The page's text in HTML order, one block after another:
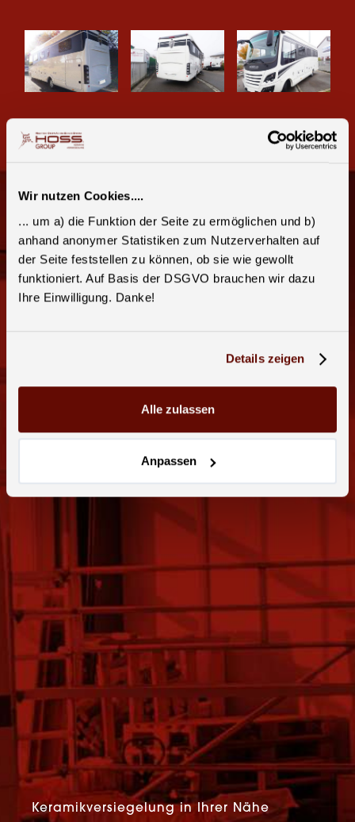
Wir nutzen Cookies....
... um a) die Funktion der Seite zu ermöglichen und b)
anhand anonymer Statistiken zum Nutzerverhalten auf
der Seite feststellen zu können, ob sie wie gewollt
funktioniert. Auf Basis der DSGVO brauchen wir dazu
Ihre Einwilligung. Danke!
Details zeigen
Alle zulassen
Anpassen
Keramikversiegelung in Ihrer Nähe